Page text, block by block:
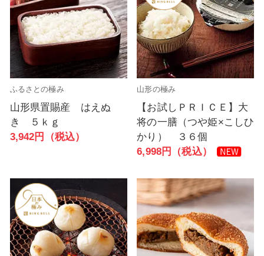
ふるさとの極み
山形県置賜産 はえぬ
き ５ｋｇ
3,942円（税込）
山形の極み
【お試しＰＲＩＣＥ】大
将の一膳（つや姫×こしひ
かり） ３６個
6,998円（税込）